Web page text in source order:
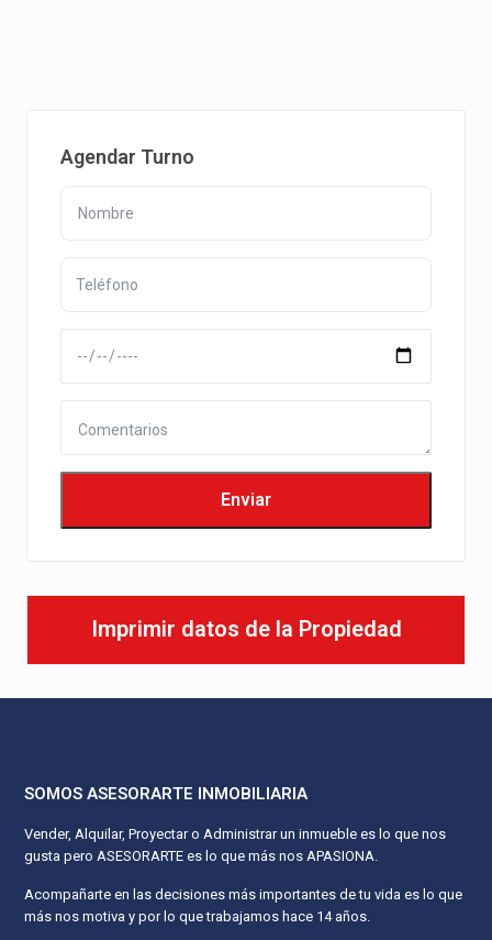
Agendar Turno
Imprimir datos de la Propiedad
SOMOS ASESORARTE INMOBILIARIA
Vender, Alquilar, Proyectar o Administrar un inmueble es lo que nos
gusta pero ASESORARTE es lo que más nos APASIONA.
Acompañarte en las decisiones más importantes de tu vida es lo que
más nos motiva y por lo que trabajamos hace 14 años.